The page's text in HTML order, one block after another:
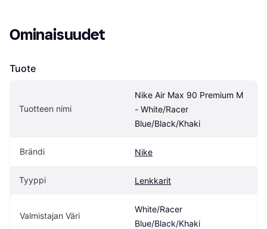
Ominaisuudet
Tuote
Tuotteen nimi
Nike Air Max 90 Premium M
- White/Racer
Blue/Black/Khaki
Brändi Nike
Tyyppi Lenkkarit
Valmistajan Väri
White/Racer
Blue/Black/Khaki